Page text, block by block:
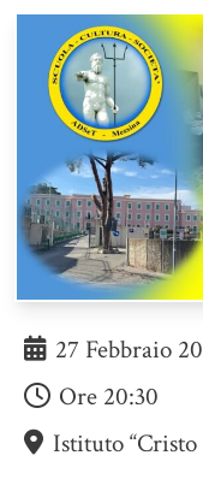
27 Febbraio
Ore 20:30
Istituto